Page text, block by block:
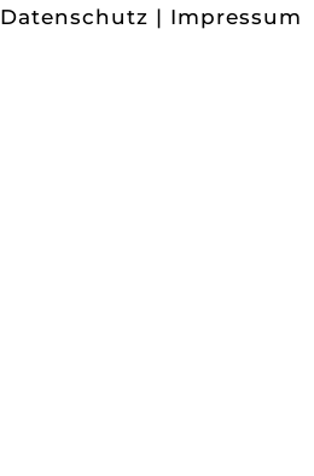
Datenschutz | Impressum